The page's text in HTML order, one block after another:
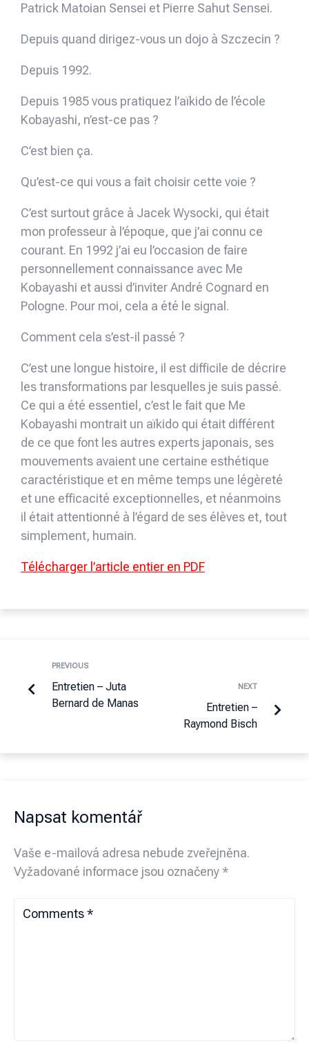
Patrick Matoian Sensei et Pierre Sahut Sensei.
Depuis quand dirigez-vous un dojo à Szczecin ?
Depuis 1992.
Depuis 1985 vous pratiquez l’aïkido de l’école
Kobayashi, n’est-ce pas ?
C’est bien ça.
Qu’est-ce qui vous a fait choisir cette voie ?
C’est surtout grâce à Jacek Wysocki, qui était
mon professeur à l’époque, que j’ai connu ce
courant. En 1992 j’ai eu l’occasion de faire
personnellement connaissance avec Me
Kobayashi et aussi d’inviter André Cognard en
Pologne. Pour moi, cela a été le signal.
Comment cela s’est-il passé ?
C’est une longue histoire, il est difficile de décrire
les transformations par lesquelles je suis passé.
Ce qui a été essentiel, c’est le fait que Me
Kobayashi montrait un aïkido qui était différent
de ce que font les autres experts japonais, ses
mouvements avaient une certaine esthétique
caractéristique et en même temps une légèreté
et une efficacité exceptionnelles, et néanmoins
il était attentionné à l’égard de ses élèves et, tout
simplement, humain.
Télécharger l’article entier en PDF
PREVIOUS
Entretien – Juta
Bernard de Manas
NEXT
Entretien –
Raymond Bisch
Napsat komentář
Vaše e-mailová adresa nebude zveřejněna.
Vyžadované informace jsou označeny*